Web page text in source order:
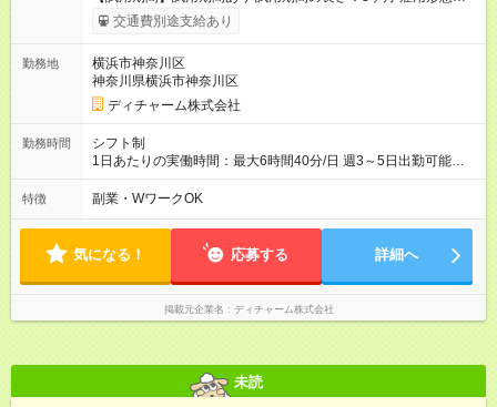
給与は本採用時と同じです。
交通費別途支給あり
勤務地
横浜市神奈川区
神奈川県横浜市神奈川区
ディチャーム株式会社
勤務時間
シフト制
1日あたりの実働時間：最大6時間40分/日 週3～5日出勤可能な
方 （シフト例） 9:00～16:40（休憩1時間含む） ご希望に合わせ
て勤務終了時間はご相談可能です ※勤務地により多少の前後
特徴 副業・WワークOK
気になる！ 応募する 詳細へ
掲載元企業名 ディチャーム株式会社
未読